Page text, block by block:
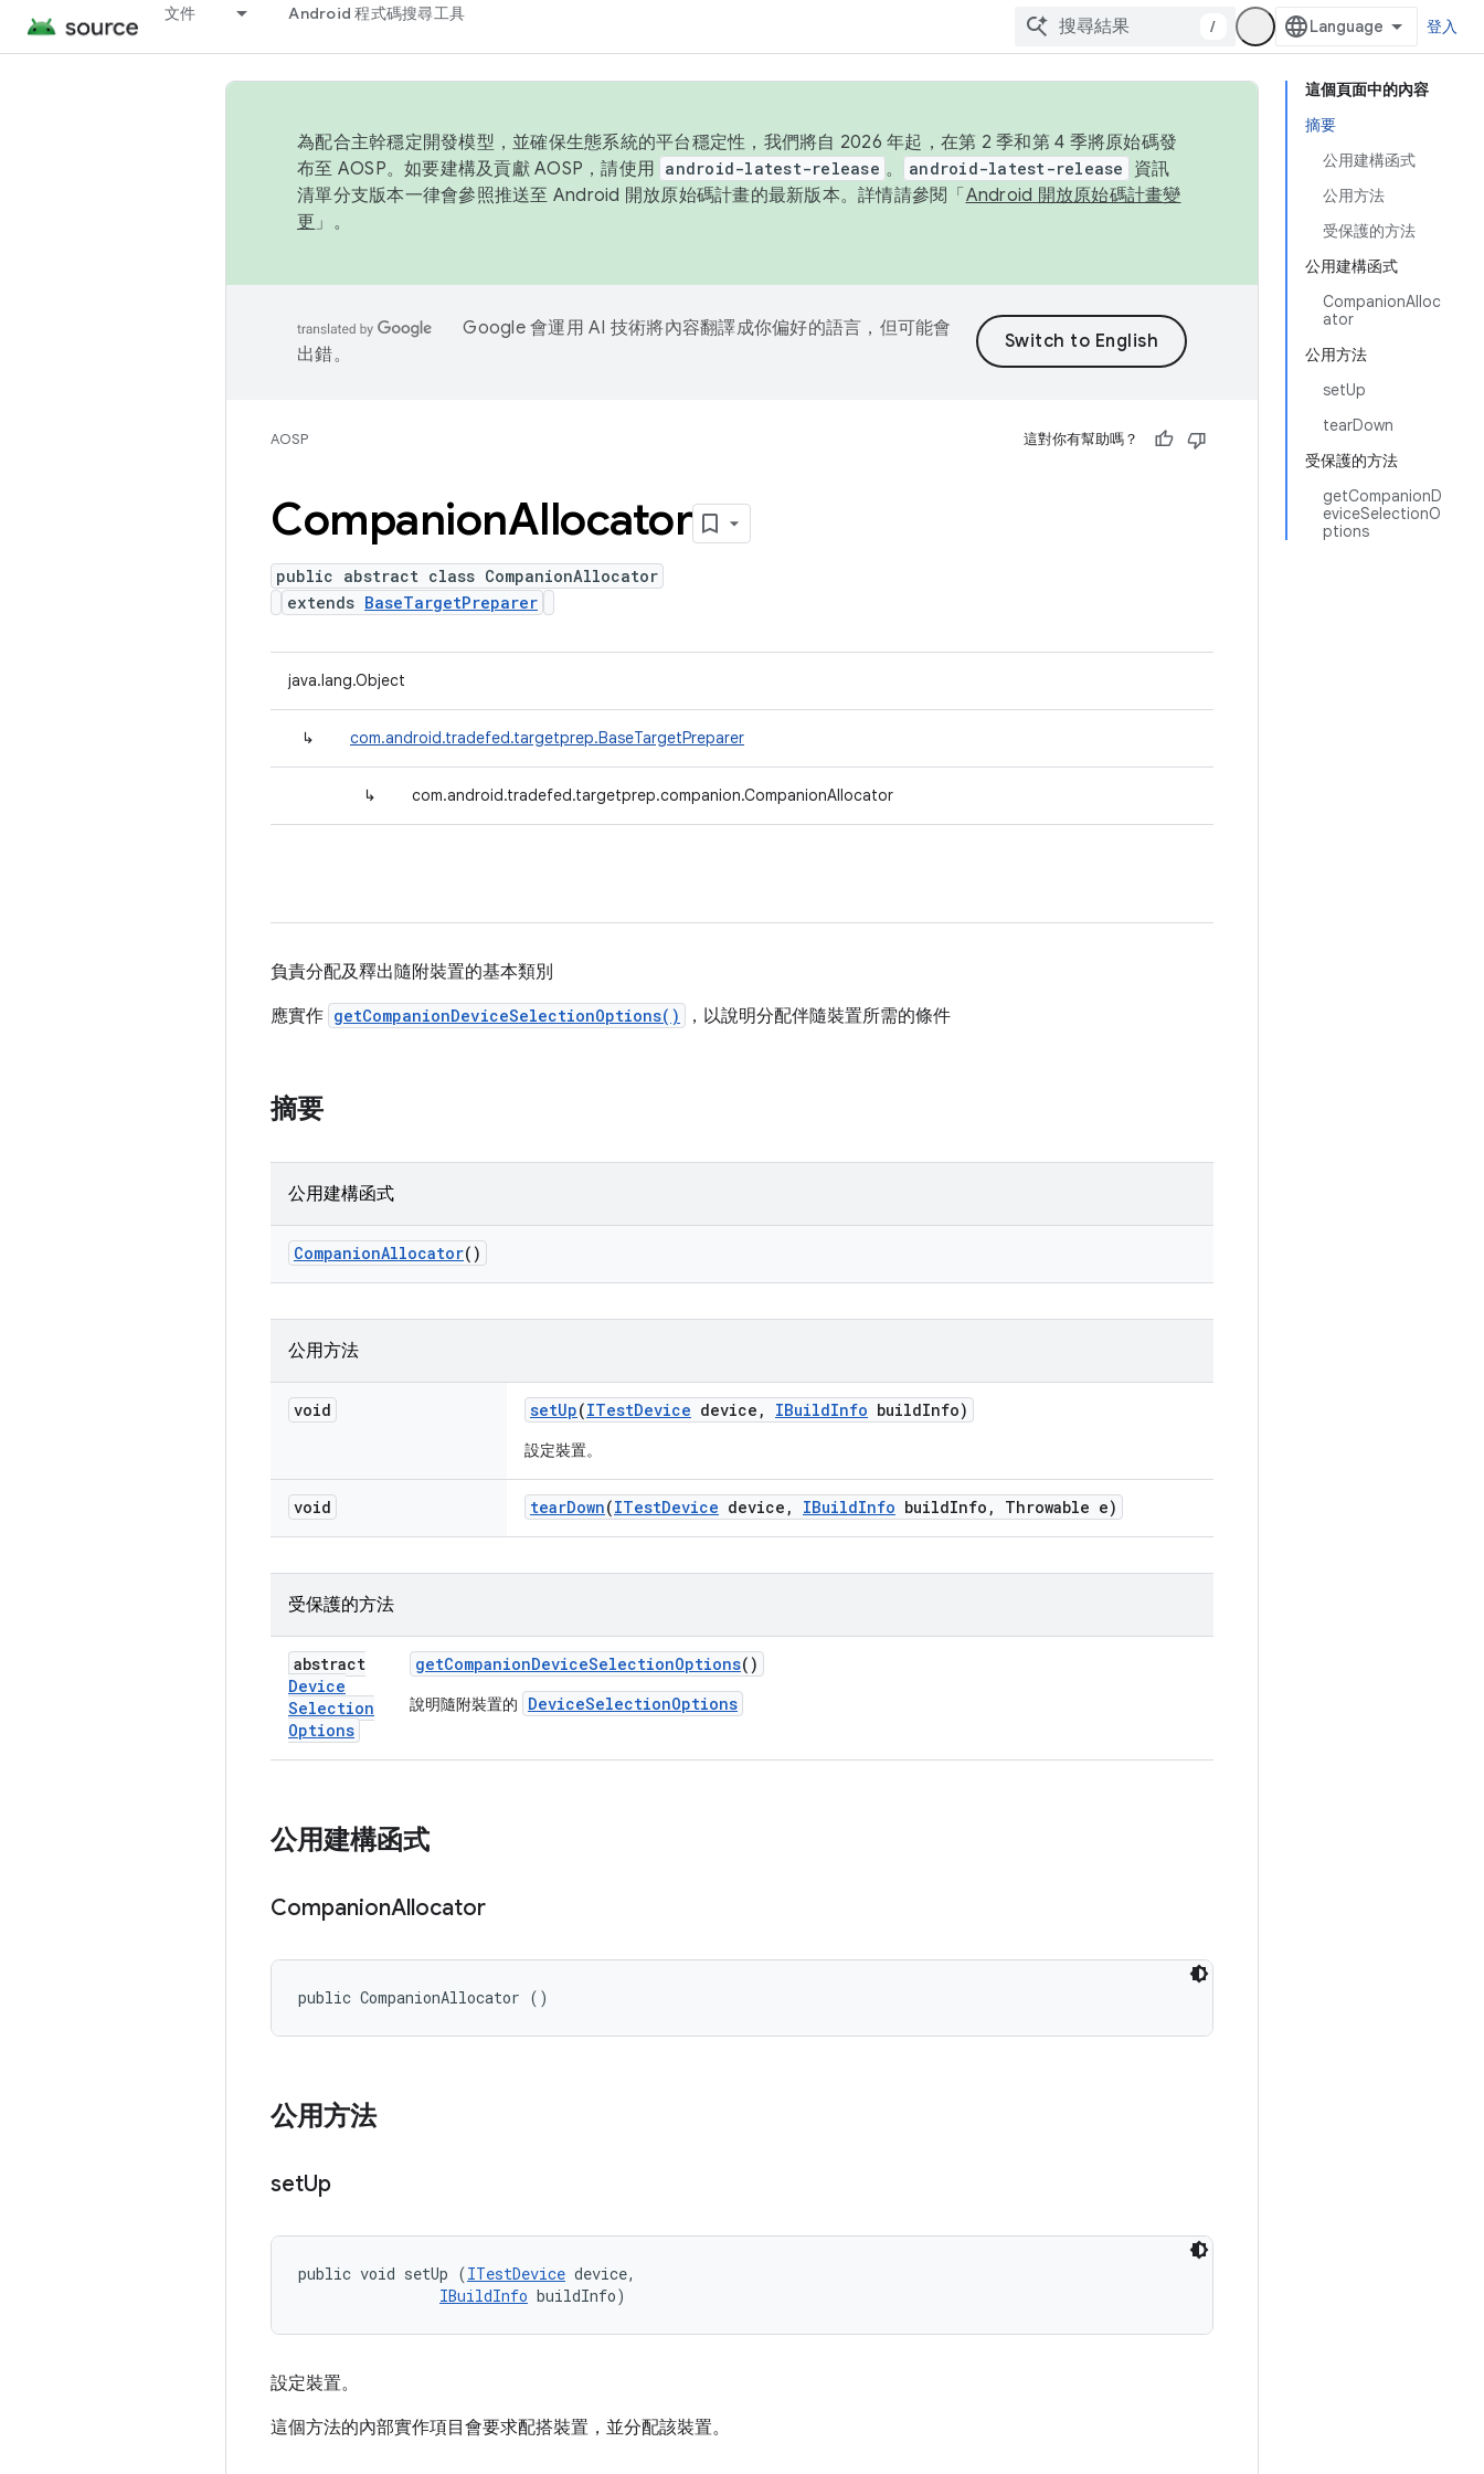
文件 Android 程式碼搜尋工具
/ 登入
這個頁面中的內容
摘要
公用建構函式
公用方法
受保護的方法
公用建構函式
CompanionAlloc
ator
公用方法
setUp
tearDown
受保護的方法
getCompanionD
eviceSelectionO
ptions
為配合主幹穩定開發模型，並確保生態系統的平台穩定性，我們將自 2026 年起，在第 2 季和第 4 季將原始碼發
布至 AOSP。如要建構及貢獻 AOSP，請使用 android-latest-release 。 android-latest-release
資訊
清單分支版本一律會參照推送至 Android 開放原始碼計畫的最新版本。詳情請參閱「 Android 開放原始碼計畫變
更 」。
Google 會運用 AI 技術將內容翻譯成你偏好的語言，但可能會
出錯。
AOSP 這對你有幫助嗎？
CompanionAllocator
public abstract class CompanionAllocator
extends BaseTargetPreparer
java.lang.Object
↳ com.android.tradefed.targetprep.BaseTargetPreparer
↳ com.android.tradefed.targetprep.companion.CompanionAllocator
負責分配及釋出隨附裝置的基本類別
應實作 getCompanionDeviceSelectionOptions() ，以說明分配伴隨裝置所需的條件
摘要
公用建構函式
CompanionAllocator()
公用方法
void setUp(ITestDevice device , IBuildInfo buildInfo)
設定裝置。
void tearDown(ITestDevice device , IBuildInfo buildInfo , Throwable e)
受保護的方法
abstract
Device
Selection
Options
getCompanionDeviceSelectionOptions()
說明隨附裝置的 DeviceSelectionOptions
公用建構函式
CompanionAllocator
public CompanionAllocator ()
公用方法
setUp
public void setUp (ITestDevice device,
IBuildInfo buildInfo)
設定裝置。
這個方法的內部實作項目會要求配搭裝置，並分配該裝置。